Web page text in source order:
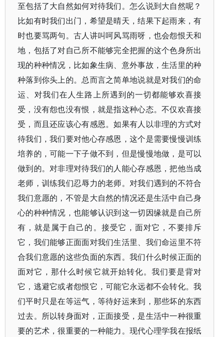
至包括了大自然如何对待我们。怎么说到大自然呢？
比如有时我们出门，希望是晴天，结果下起雨来，有
时也要骂两句。古人讲叫呵风骂雨呀，也会怨恨天和
地，包括了对自己所不能够完全把握的这个色身所出
现的种种情况，比如象生病、意外事故，生活里的种
种落到你头上的。总而言之简单地说就是对我们的命
运、对我们在人生路上所遇到的一切都能够欢喜接
受，没有怨也没有恨，就是指这种心态。不仅欢喜接
受，而且还应该心有感恩。如果有人以非理的方式对
待我们，我们要对他心存感恩，这个是需要慢慢训练
培养的，可能一下子做不到，但是慢慢地做，是可以
做到的。对非理对待我们的人能心存感恩，把他当成
老师，训练我们忍辱力的老师。对我们遇到的不符合
我们意愿的，不管是大自然的情况还是生活中自己身
心的种种情况，也能够认识到这一切因缘就是自己所
有，就是属于自己的。接受它，面对它，不要排斥
它，我们能够正面面对我们生活里、我们命运里不符
合我们意愿的这些负面的东西。我们什么时候正面的
面对它，那什么时候它就开始转化。我们要是背对
它，逃避它或者怨恨它，可能它永远都不会转化。我
们平时只是在等运气，等待好运来到，那些坏的东西
过去。所以转身面对，正面接受，是生活中一种很重
要的艺术，很重要的一种能力。现代心理学我在报纸